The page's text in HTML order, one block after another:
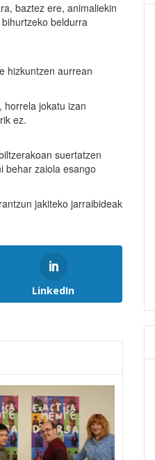
baztez ere, animaliekin
beldurra
hizkuntzen aurrean
horrela jokatu izan
ez.
suertatzen
behar zaiola esango
jakiteko jarraibideak
LinkedIn